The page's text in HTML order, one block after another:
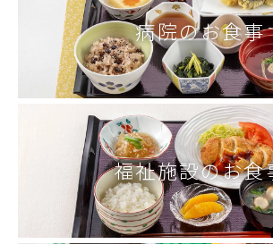
病院のお食事
福祉施設のお食